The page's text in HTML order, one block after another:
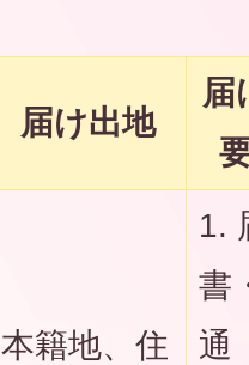
届け出地
届
本籍地、住
1.
書
通